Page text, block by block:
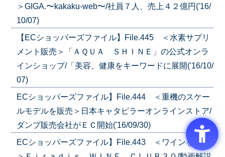
＞GIGA.〜kakaku-web〜/社員７人、売上４２億円('16/
10/07)
【ECショッパーズファイル】File.445 ＜水素サプリ
メント販売＞「ＡＱＵＡ ＳＨＩＮＥ」の公式オンラ
インショップ/「美容、健康をキーワードに展開('16/10/
07)
ECショッパーズファイル】File.444 ＜重機のスケー
ルモデルを販売＞日本キャタピラーオンラインストア/
ダンプ販売会社がＥＣ開始('16/09/30)
ECショッパーズファイル】File.443 ＜ワインを販売